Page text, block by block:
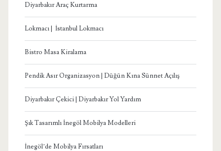
Diyarbakır Araç Kurtarma
Lokmacı | İstanbul Lokmacı
Bistro Masa Kiralama
Pendik Asır Organizasyon | Düğün Kına Sünnet Açılış
Diyarbakır Çekici | Diyarbakır Yol Yardım
Şık Tasarımlı İnegöl Mobilya Modelleri
İnegöl’de Mobilya Fırsatları